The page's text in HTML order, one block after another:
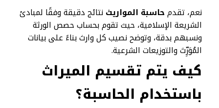
نعم، تقدمحاسبة المواريثنتائج دقيقة وفقًا لمبادئ
الشريعة الإسلامية، حيث تقوم بحساب حصص الورثة
ونسبهم بدقة، وتوضح نصيب كل وارث بناءً على بيانات
المُوَرِّث والتوزيعات الشرعية.
كيف يتم تقسيم الميراث
باستخدام الحاسبة؟